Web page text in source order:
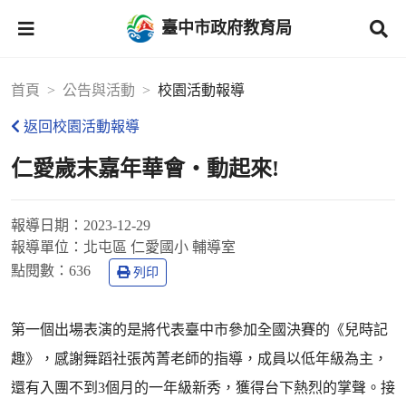
臺中市政府教育局
首頁 公告與活動 校園活動報導
返回校園活動報導
仁愛歲末嘉年華會‧動起來!
報導日期： 2023-12-29
報導單位： 北屯區 仁愛國小 輔導室
點閱數： 636 列印
第一個出場表演的是將代表臺中市參加全國決賽的《兒時記
趣》，感謝舞蹈社張芮菁老師的指導，成員以低年級為主，
還有入團不到3個月的一年級新秀，獲得台下熱烈的掌聲。接